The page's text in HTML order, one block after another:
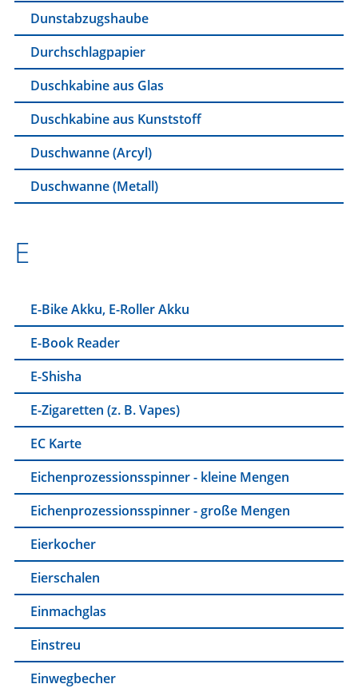
Dunstabzugshaube
Durchschlagpapier
Duschkabine aus Glas
Duschkabine aus Kunststoff
Duschwanne (Arcyl)
Duschwanne (Metall)
E
E-Bike Akku, E-Roller Akku
E-Book Reader
E-Shisha
E-Zigaretten (z. B. Vapes)
EC Karte
Eichenprozessionsspinner - kleine Mengen
Eichenprozessionsspinner - große Mengen
Eierkocher
Eierschalen
Einmachglas
Einstreu
Einwegbecher